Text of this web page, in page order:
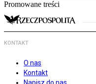
Promowane treści
KONTAKT
O nas
Kontakt